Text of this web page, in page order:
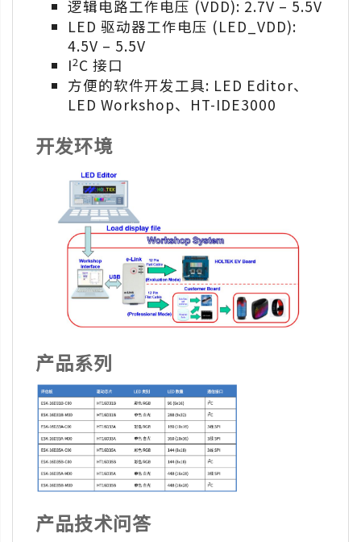
逻辑电路工作电压 (VDD): 2.7V – 5.5V
LED 驱动器工作电压 (LED_VDD):
4.5V – 5.5V
I2C 接口
方便的软件开发工具: LED Editor、
LED Workshop、HT-IDE3000
开发环境
产品系列
产品技术问答